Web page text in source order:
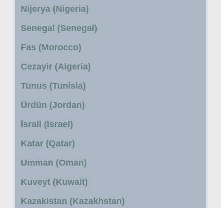
Nijerya (Nigeria)
Senegal (Senegal)
Fas (Morocco)
Cezayir (Algeria)
Tunus (Tunisia)
Ürdün (Jordan)
İsrail (Israel)
Katar (Qatar)
Umman (Oman)
Kuveyt (Kuwait)
Kazakistan (Kazakhstan)